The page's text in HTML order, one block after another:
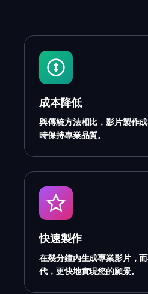
成本降低
與傳統方法相比，影片製作
時保持專業品質。
快速製作
在幾分鐘內生成專業影片，
代，更快地實現您的願景。